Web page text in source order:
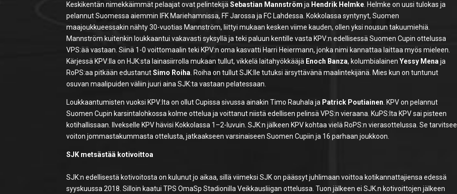
Keskikentän nimekkäimmät pelaajat ovat pelintekijäSebastian Mannström ja Hendrik Helmke. Helmke on uusi tulokas ja
pelannut Suomessa aiemmin IFK Mariehamnissa, FF Jarossa ja FC Lahdessa. Kokkolassa syntynyt, Suomen
maajoukkueessakin nähty 30-vuotias Mannström, liittyi mukaan kesken viime kauden, ollen yksi nousun takuumiehiä.
Mannström kuitenkin loukkaantui vakavasti syksyllä ja teki paluun kentille vasta KPV:n edellisessä Suomen Cupin ottelussa
VPS:ää vastaan. Siinä 1-0 voittomaalin teki KPV:n oma kasvatti Harri Heiermann, jonka nimi kannattaa laittaa myös mieleen.
Kärjessä KPV:lla on HJK:sta lainasiirrolla mukaan tullut, vikkelä laitahyökkääjä Enoch Banza, kolumbialainenYessy Menaja
RoPS:aa pitkään edustanutSimo Roiha. Roiha on tullut SJK:lle tutuksi ärsyttävänä maalintekijänä. Mies kun on tuntunut
osuvan maalipuiden väliin juuri aina SJK:ta vastaan pelatessaan.
Loukkaantumisten vuoksi KPV:lta on ollut Cupissa sivussa ainakin Timo Rauhala ja Patrick Poutiainen. KPV on pelannut
Suomen Cupin karsintalohkossa kolme ottelua ja voittanut niistä edellisen pelinsä VPS:n vieraana. KuPS:lta KPV sai pisteen
kotihallissaan. Ilvekselle KPV hävisi Kokkolassa 1–2-luvuin. SJK:n jälkeen KPV kohtaa vielä RoPS:n vierasottelussa. Se tarvitsee
voiton jommastakummasta ottelusta, jatkaakseen varsinaiseen Suomen Cupiin ja 16 parhaan joukkoon.
SJK metsästää kotivoittoa
SJK:n edellisestä kotivoitosta on kulunut jo aikaa, sillä viimeksi SJK on päässyt juhlimaan voittoa kotikannattajiensa edessä
syyskuussa 2018. Silloin kaatui TPS OmaSp Stadionilla Veikkausliigan ottelussa. Tuon jälkeen ei SJK.n kotivoittojen jälkeen